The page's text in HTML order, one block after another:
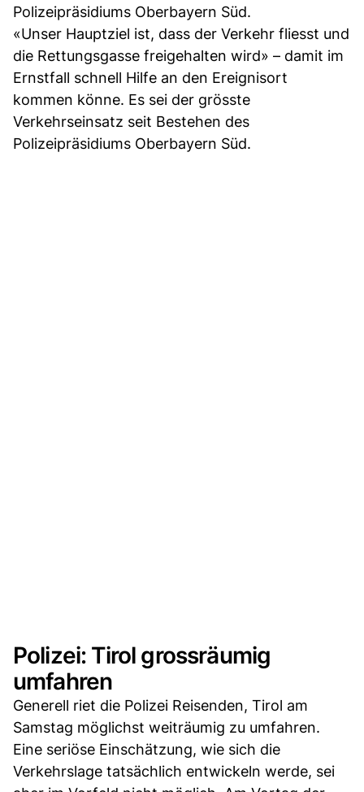
Polizeipräsidiums Oberbayern Süd.
«Unser Hauptziel ist, dass der Verkehr fliesst und
die Rettungsgasse freigehalten wird» – damit im
Ernstfall schnell Hilfe an den Ereignisort
kommen könne. Es sei der grösste
Verkehrseinsatz seit Bestehen des
Polizeipräsidiums Oberbayern Süd.
Polizei: Tirol grossräumig
umfahren
Generell riet die Polizei Reisenden, Tirol am
Samstag möglichst weiträumig zu umfahren.
Eine seriöse Einschätzung, wie sich die
Verkehrslage tatsächlich entwickeln werde, sei